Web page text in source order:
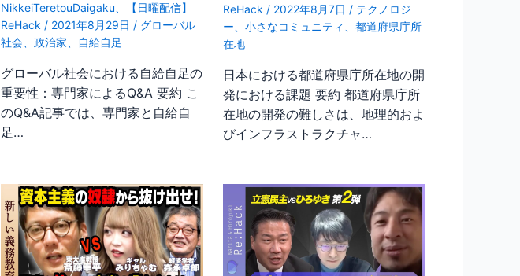
NikkeiTeretouDaigaku
【日曜配信】
ReHack / 2021年8月29日 / グローバル
社会、 政治家 自給自足
グローバル社会における自給自足の
重要性：専門家によるQ&A 要約 こ
のQ&A記事では、専門家と自給自
足…
ReHack / 2022年8月7日 / テクノロジ
ー
小さなコミュニティ
都道府県庁所
在地
日本における都道府県庁所在地の開
発における課題 要約 都道府県庁所
在地の開発の難しさは、地理的およ
びインフラストラクチャ…